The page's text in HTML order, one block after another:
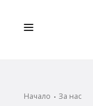
Начало За нас